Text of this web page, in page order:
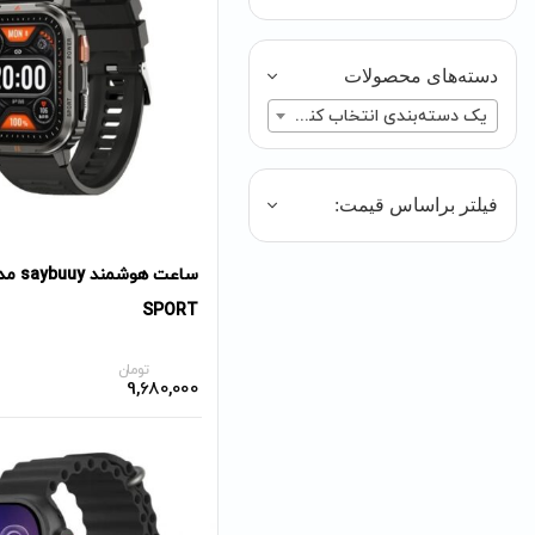
دسته‌های محصولات
یک دسته‌بندی انتخاب کنید
فیلتر براساس قیمت:
SPORT
9,680,000
تومان